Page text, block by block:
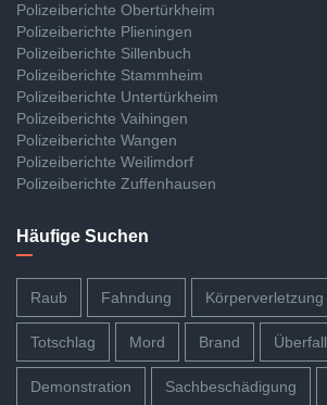
Polizeiberichte Obertürkheim
Polizeiberichte Plieningen
Polizeiberichte Sillenbuch
Polizeiberichte Stammheim
Polizeiberichte Untertürkheim
Polizeiberichte Vaihingen
Polizeiberichte Wangen
Polizeiberichte Weilimdorf
Polizeiberichte Zuffenhausen
Häufige Suchen
Raub Fahndung Körperverletzung
Totschlag Mord Brand Überfall
Demonstration Sachbeschädigung